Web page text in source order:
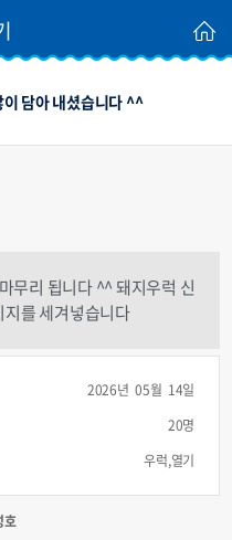
담아 내셨습니다 ^^
무리 됩니다 ^^ 돼지우럭 신
지를 세겨넣습니다
2026년 05월 14일
20명
우럭,열기
호